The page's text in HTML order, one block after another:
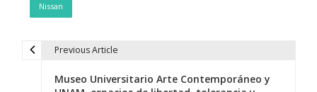
Nissan
Previous Article
Museo Universitario Arte Contemporáneo y